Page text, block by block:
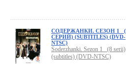
СОДЕРЖАНКИ. СЕЗОН 1
СЕРИЙ) (SUBTITLES) (DVD-
NTSC)
Soderzhanki. Sezon 1 (8 serii)
(subtitles) (DVD-NTSC)